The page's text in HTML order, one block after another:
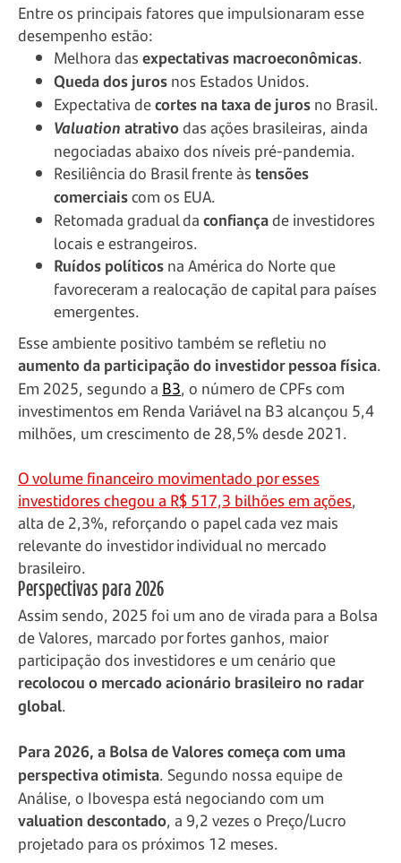
Entre os principais fatores que impulsionaram esse
desempenho estão:
Melhora das expectativas macroeconômicas.
Queda dos juros nos Estados Unidos.
Expectativa decortes na taxa de juros no Brasil.
Valuationatrativodas ações brasileiras, ainda
negociadas abaixo dos níveis pré-pandemia.
Resiliência do Brasil frente às tensões
comerciaiscom os EUA.
Retomada gradual da confiançade investidores
locais e estrangeiros.
Ruídos políticos na América do Norte que
favoreceram a realocação de capital para países
emergentes.
Esse ambiente positivo também se refletiu no
aumento da participação do investidor pessoa física.
Em 2025, segundo a B3, o número de CPFs com
investimentos em Renda Variável na B3 alcançou 5,4
milhões, um crescimento de 28,5% desde 2021.
O volume financeiro movimentado por esses
investidores chegou a R$ 517,3 bilhões em ações,
alta de 2,3%, reforçando o papel cada vez mais
relevante do investidor individual no mercado
brasileiro.
Perspectivas para 2026
Assim sendo, 2025 foi um ano de virada para a Bolsa
de Valores, marcado por fortes ganhos, maior
participação dos investidores e um cenário que
recolocou o mercado acionário brasileiro no radar
global.
Para 2026, a Bolsa de Valores começa com uma
perspectiva otimista. Segundo nossa equipe de
Análise, o Ibovespa está negociando com um
valuation descontado, a 9,2 vezes o Preço/Lucro
projetado para os próximos 12 meses.